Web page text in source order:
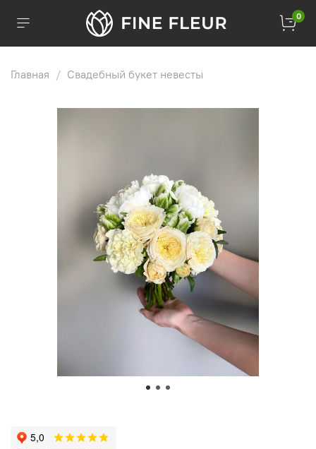
0
Главная Свадебный букет невесты